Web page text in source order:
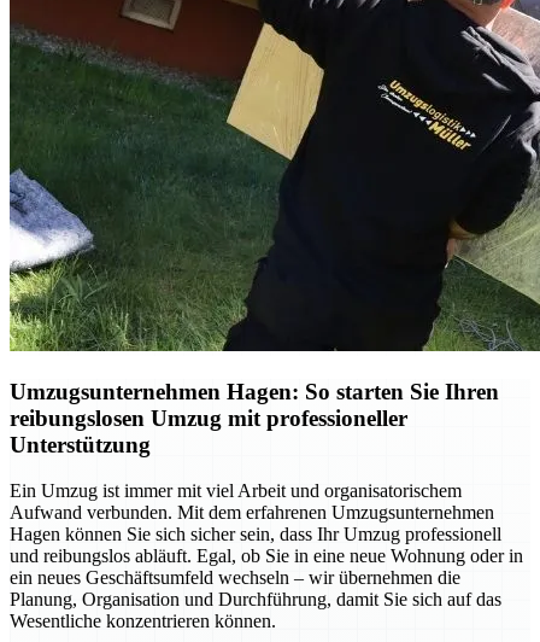
Umzugsunternehmen Hagen: So starten Sie Ihren
reibungslosen Umzug mit professioneller
Unterstützung
Ein Umzug ist immer mit viel Arbeit und organisatorischem
Aufwand verbunden. Mit dem erfahrenen Umzugsunternehmen
Hagen können Sie sich sicher sein, dass Ihr Umzug professionell
und reibungslos abläuft. Egal, ob Sie in eine neue Wohnung oder in
ein neues Geschäftsumfeld wechseln – wir übernehmen die
Planung, Organisation und Durchführung, damit Sie sich auf das
Wesentliche konzentrieren können.